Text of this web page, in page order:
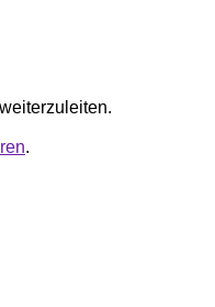
weiterzuleiten.
.